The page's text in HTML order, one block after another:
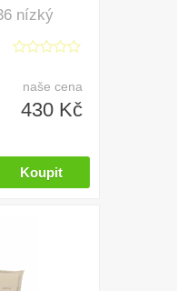
nízký
naše cena
430 Kč